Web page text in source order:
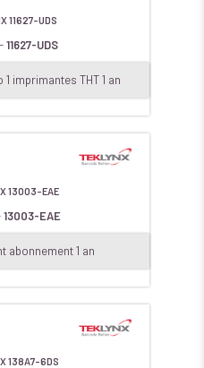
11627-UDS
1 imprimantes THT 1 an
13003-EAE
abonnement 1 an